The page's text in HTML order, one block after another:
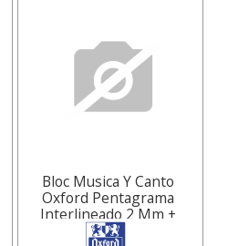
Bloc Musica Y Canto
Oxford Pentagrama
Interlineado 2 Mm +
Cuadricula 5 100105244